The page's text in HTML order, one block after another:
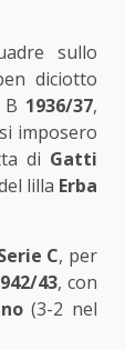
sullo
diciotto
1936/37,
imposero
di Gatti
lilla Erba
C, per
43, con
(3-2 nel